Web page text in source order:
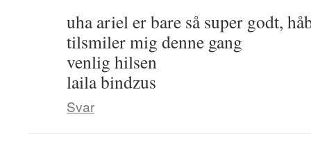
uha ariel er bare så super godt,
tilsmiler mig denne gang
venlig hilsen
laila bindzus
Svar